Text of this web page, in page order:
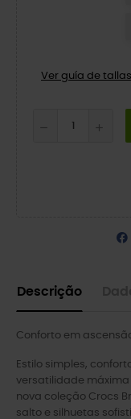
Ver guía de tallas
Descrição
Conforto em
Estilo simples,
versatilidade
nova coleção Crocs
salto e silhuetas